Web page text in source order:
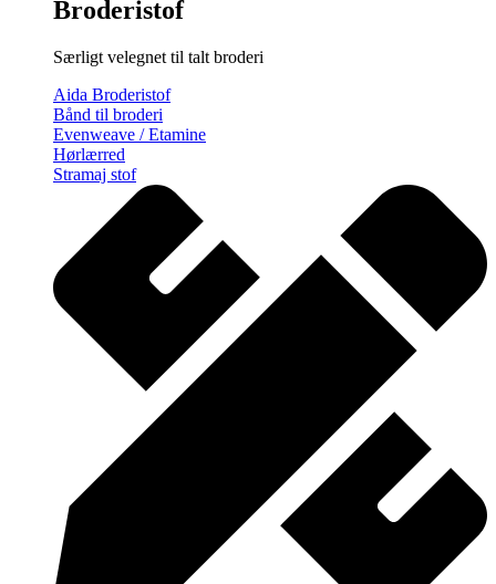
Broderistof
Særligt velegnet til talt broderi
Aida Broderistof
Bånd til broderi
Evenweave / Etamine
Hørlærred
Stramaj stof